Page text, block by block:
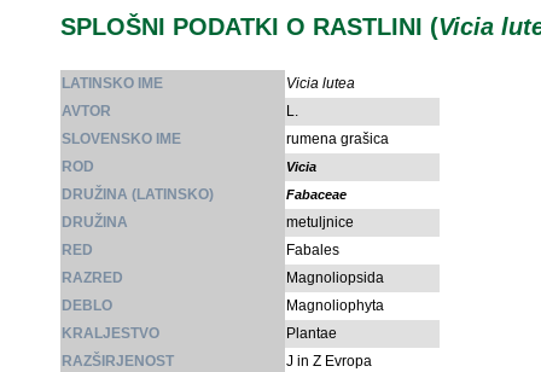
SPLOŠNI PODATKI O RASTLINI (Vicia
LATINSKO IME
Vicia lutea
AVTOR
L.
SLOVENSKO IME
rumena grašica
ROD
Vicia
DRUŽINA (LATINSKO) Fabaceae
DRUŽINA
metuljnice
RED
Fabales
RAZRED
Magnoliopsida
DEBLO
Magnoliophyta
KRALJESTVO
Plantae
RAZŠIRJENOST
J in Z Evropa